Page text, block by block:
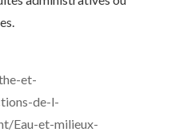
et-
de-l-
Eau-et-milieux-